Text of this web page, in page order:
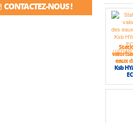
CONTACTEZ-NOUS !
eaux
Ksb